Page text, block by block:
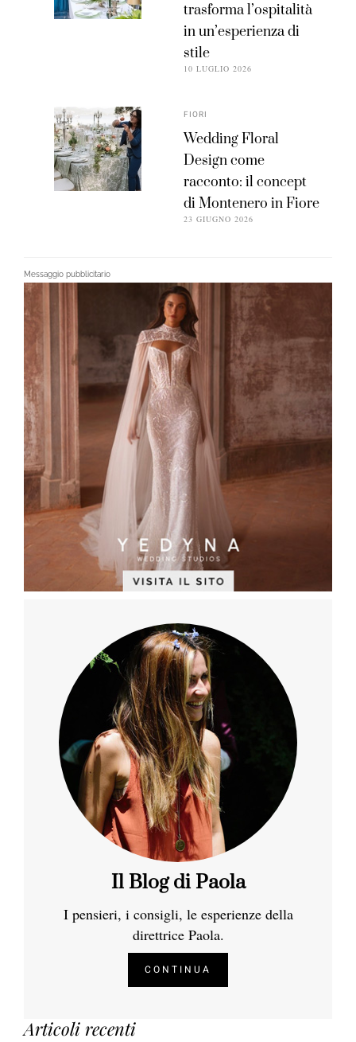
trasforma l’ospitalità
in un’esperienza di
stile
10 LUGLIO 2026
FIORI
Wedding Floral
Design come
racconto: il concept
di Montenero in Fiore
23 GIUGNO 2026
Messaggio pubblicitario
Il Blog di Paola
I pensieri, i consigli, le esperienze della
direttrice Paola.
CONTINUA
Articoli recenti